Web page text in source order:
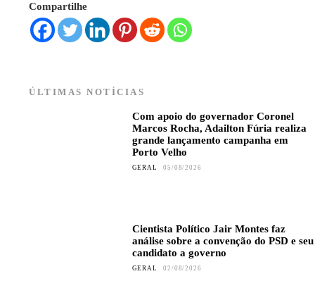
Compartilhe
ÚLTIMAS NOTÍCIAS
Com apoio do governador Coronel
Marcos Rocha, Adailton Fúria realiza
grande lançamento campanha em
Porto Velho
GERAL 05/08/2026
Cientista Político Jair Montes faz
análise sobre a convenção do PSD e seu
candidato a governo
GERAL 02/08/2026